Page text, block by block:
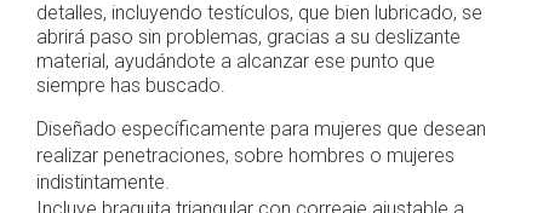
detalles, incluyendo testículos, que bien lubricado, se
abrirá paso sin problemas, gracias a su deslizante
material, ayudándote a alcanzar ese punto que
siempre has buscado.
Diseñado específicamente para mujeres que desean
realizar penetraciones, sobre hombres o mujeres
indistintamente.